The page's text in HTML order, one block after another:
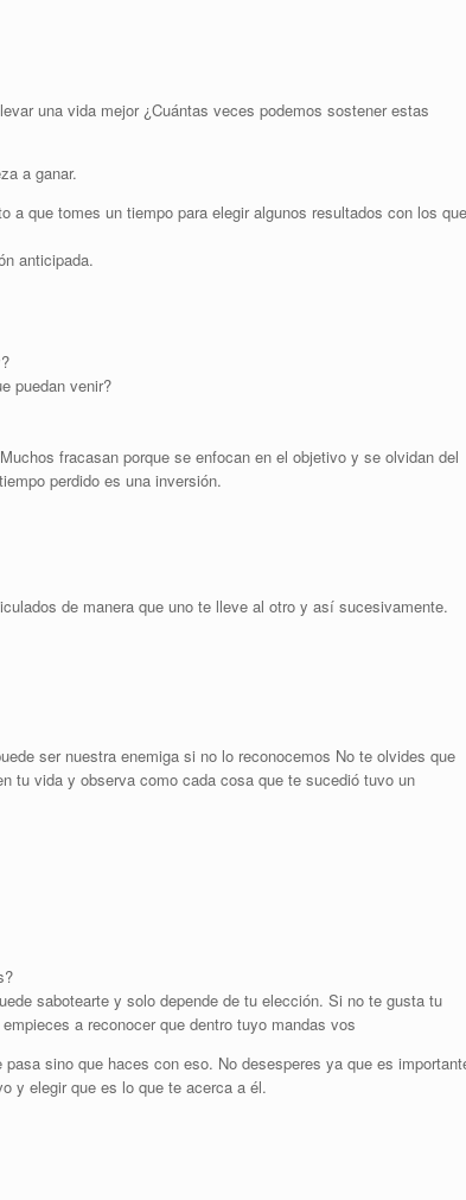
una vida mejor ¿Cuántas veces podemos sostener estas
a ganar.
a que tomes un tiempo para elegir algunos resultados con los que
anticipada.
puedan venir?
fracasan porque se enfocan en el objetivo y se olvidan del
perdido es una inversión.
de manera que uno te lleve al otro y así sucesivamente.
ser nuestra enemiga si no lo reconocemos No te olvides que
tu vida y observa como cada cosa que te sucedió tuvo un
sabotearte y solo depende de tu elección. Si no te gusta tu
a reconocer que dentro tuyo mandas vos
sino que haces con eso. No desesperes ya que es
y elegir que es lo que te acerca a él.